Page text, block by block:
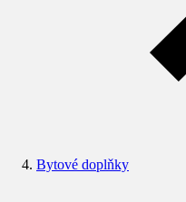
Bytové doplňky